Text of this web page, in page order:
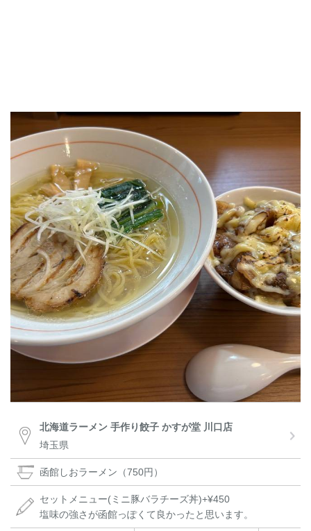
北海道ラーメン 手作り餃子 かすが堂 川口店
埼玉県
函館しおラーメン（750円）
セットメニュー(ミニ豚バラチーズ丼)+¥450
塩味の強さが函館っぽくて良かったと思います。